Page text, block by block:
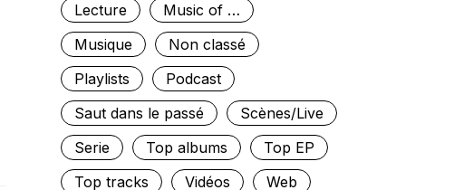
Lecture
Music of …
Musique
Non classé
Playlists
Podcast
Saut dans le passé
Scènes/Live
Serie
Top albums
Top EP
Top tracks
Vidéos Web